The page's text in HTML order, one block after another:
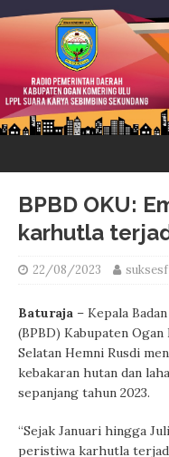
BPBD OKU:
karhutla
22/08/2023
Baturaja – Kepala
(BPBD) Kabupaten
Selatan Hemni Rusdi
kebakaran hutan dan
sepanjang tahun 2023.
“Sejak Januari hingga
peristiwa karhutla